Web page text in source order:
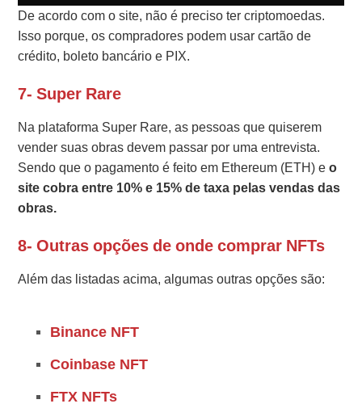
De acordo com o site, não é preciso ter criptomoedas.
Isso porque, os compradores podem usar cartão de
crédito, boleto bancário e PIX.
7- Super Rare
Na plataforma Super Rare, as pessoas que quiserem
vender suas obras devem passar por uma entrevista.
Sendo que o pagamento é feito em Ethereum (ETH) eo
site cobra entre 10% e 15% de taxa pelas vendas das
obras.
8- Outras opções de onde comprar NFTs
Além das listadas acima, algumas outras opções são:
Binance NFT
Coinbase NFT
FTX NFTs